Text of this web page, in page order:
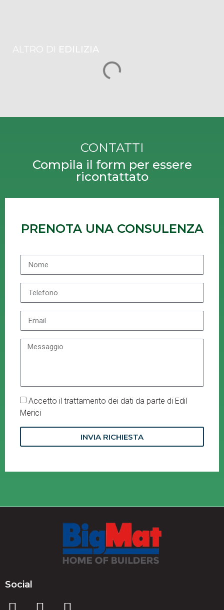
ALTRO DI EDILIZIA
CONTATTI
Compila il form per essere
ricontattato
PRENOTA UNA CONSULENZA
Accetto il trattamento dei dati da parte di Edil
Merici
INVIA RICHIESTA
Social